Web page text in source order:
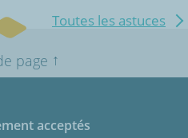
Toutes les astuces
page ↑
acceptés